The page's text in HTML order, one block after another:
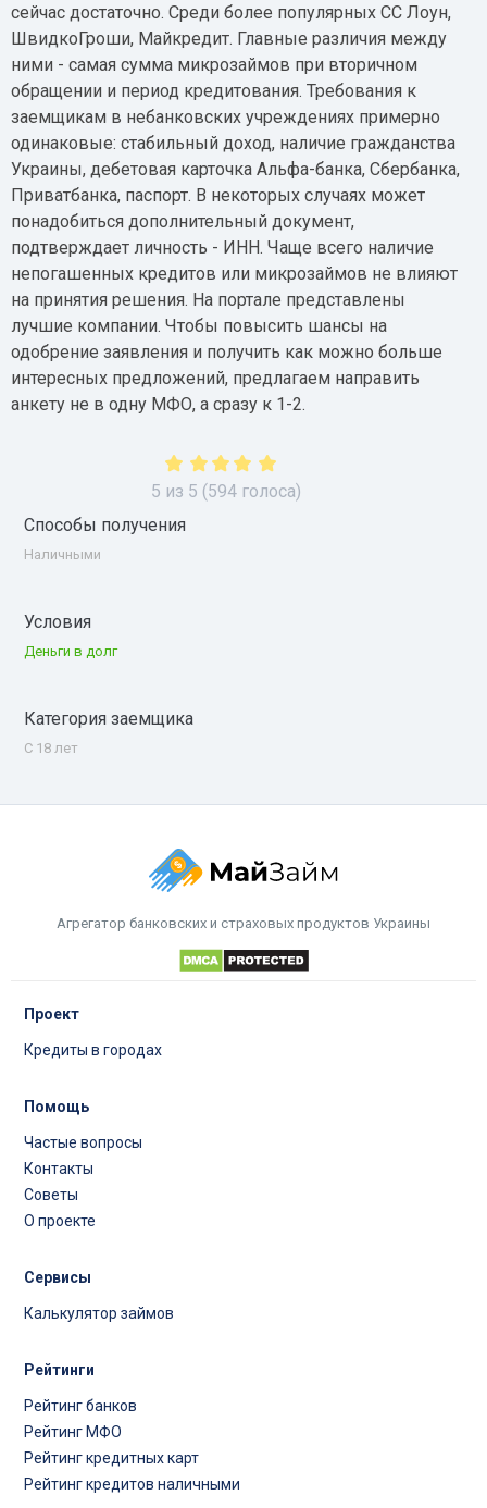
сейчас достаточно. Среди более популярных СС Лоун,
ШвидкоГроши, Майкредит. Главные различия между
ними - самая сумма микрозаймов при вторичном
обращении и период кредитования. Требования к
заемщикам в небанковских учреждениях примерно
одинаковые: стабильный доход, наличие гражданства
Украины, дебетовая карточка Альфа-банка, Сбербанка,
Приватбанка, паспорт. В некоторых случаях может
понадобиться дополнительный документ,
подтверждает личность - ИНН. Чаще всего наличие
непогашенных кредитов или микрозаймов не влияют
на принятия решения. На портале представлены
лучшие компании. Чтобы повысить шансы на
одобрение заявления и получить как можно больше
интересных предложений, предлагаем направить
анкету не в одну МФО, а сразу к 1-2.
5 из 5 (594 голоса)
Способы получения
Наличными
Условия
Деньги в долг
Категория заемщика
С 18 лет
Агрегатор банковских и страховых продуктов Украины
Проект
Кредиты в городах
Помощь
Частые вопросы
Контакты
Советы
О проекте
Сервисы
Калькулятор займов
Рейтинги
Рейтинг банков
Рейтинг МФО
Рейтинг кредитных карт
Рейтинг кредитов наличными